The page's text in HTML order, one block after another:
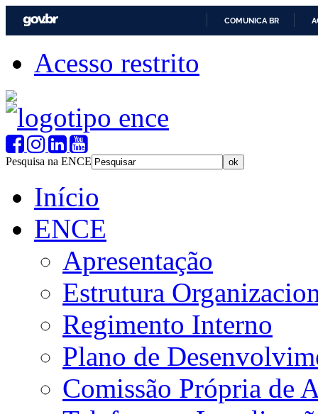
COMUNICA BR
Acesso restrito
Pesquisa na ENCE
Início
ENCE
Apresentação
Estrutura
Regimento Interno
Plano de
Comissão Própria de